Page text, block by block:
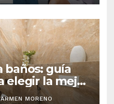
baños: guía
elegir la mejor
MORENO